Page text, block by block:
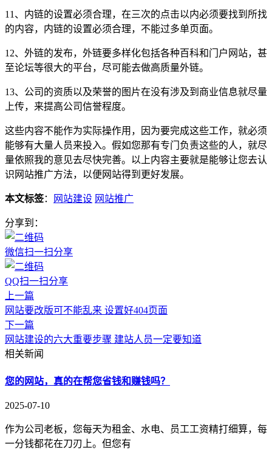
11、内链的设置必须合理，在三次的点击以内必须要找到所找
的内容，内链的设置必须合理，不能过多单页面。
12、外链的发布，外链要多样化包括各种百科和门户网站，甚
至论坛等很大的平台，尽可能去做高质量外链。
13、公司的资质以及荣誉的图片在没有涉及到商业信息就尽量
上传，来提高公司信誉程度。
这些内容不能作为实际操作用，因为要完成这些工作，就必须
能够有大量人员来投入。假如您那有专门负责这些的人，就尽
量依照我的意见去尽快完善。以上内容主要就是能够让您去认
识网站推广方法，以便网站得到更好发展。
本文标签： 网站建设 网站推广
分享到：
微信扫一扫分享
QQ扫一扫分享
上一篇
网站要改版可不能乱来 设置好404页面
下一篇
网站建设的六大重要步骤 建站人员一定要知道
相关新闻
您的网站，真的在帮您省钱和赚钱吗？
2025-07-10
作为公司老板，您每天为租金、水电、员工工资精打细算，每
一分钱都花在刀刃上。但您有